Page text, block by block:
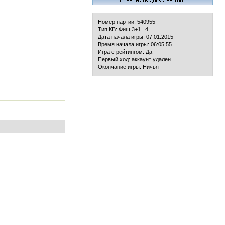
Номер партии: 540955
Тип КВ: Фиш 3+1 =4
Дата начала игры: 07.01.2015
Время начала игры: 06:05:55
Игра с рейтингом: Да
Первый ход: аккаунт удален
Окончание игры: Ничья